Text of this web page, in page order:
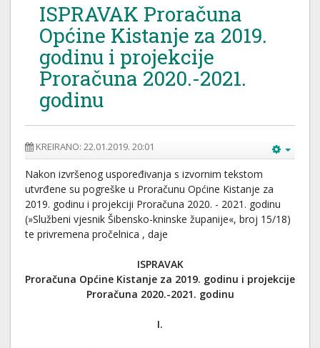
ISPRAVAK Proračuna
Općine Kistanje za 2019.
godinu i projekcije
Proračuna 2020.-2021.
godinu
KREIRANO: 22.01.2019. 20:01
Nakon izvršenog uspoređivanja s izvornim tekstom
utvrđene su pogreške u Proračunu Općine Kistanje za
2019. godinu i projekciji Proračuna 2020. - 2021. godinu
(»Službeni vjesnik Šibensko-kninske županije«, broj 15/18)
te privremena pročelnica , daje
ISPRAVAK
Proračuna Općine Kistanje za 2019. godinu i projekcije
Proračuna 2020.-2021. godinu
I.